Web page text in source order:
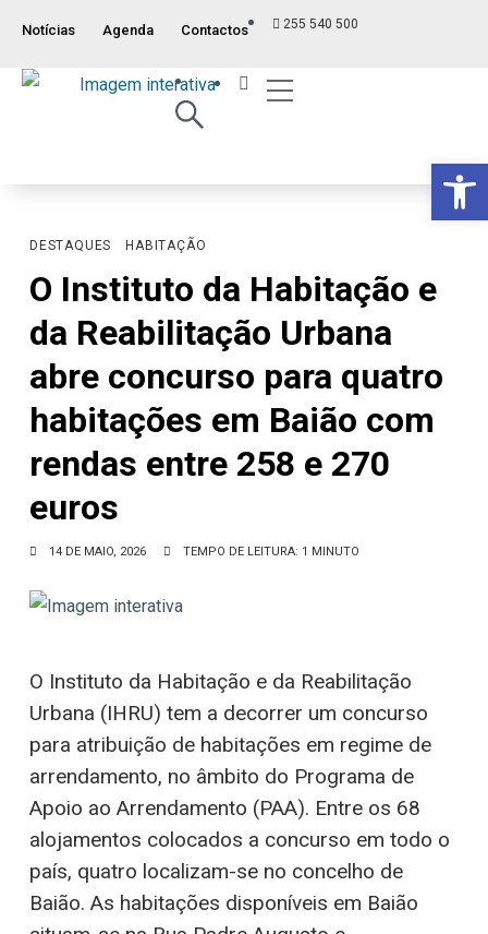
Notícias Agenda Contactos 255 540 500
DESTAQUES HABITAÇÃO
O Instituto da Habitação e
da Reabilitação Urbana
abre concurso para quatro
habitações em Baião com
rendas entre 258 e 270
euros
14 DE MAIO, 2026 TEMPO DE LEITURA: 1 MINUTO
O Instituto da Habitação e da Reabilitação
Urbana (IHRU) tem a decorrer um concurso
para atribuição de habitações em regime de
arrendamento, no âmbito do Programa de
Apoio ao Arrendamento (PAA). Entre os 68
alojamentos colocados a concurso em todo o
país, quatro localizam-se no concelho de
Baião. As habitações disponíveis em Baião